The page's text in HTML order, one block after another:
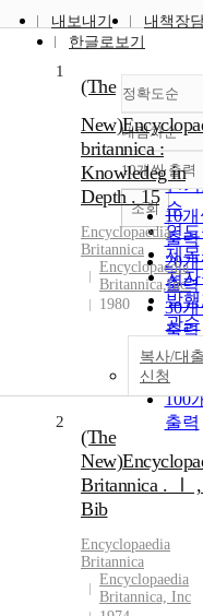
내보내기
내책장
한글로보기
정확도순
정
순
인
순
연
제
저
발
관순
내림차순
내림
10개씩 출력
10
출력
20개
출력
30
출력
50
출력
100
출력
조회
1
(The
britannica :
Knowledeg in
Depth . 15
Encyclopaedia
Britannica
Encyclopaedia
Britannica,Inc.
1980
복사/대
신청
2
(The
Britannica . Ⅰ ,
Bib
Encyclopaedia
Britannica
Encyclopaedia
Britannica, Inc